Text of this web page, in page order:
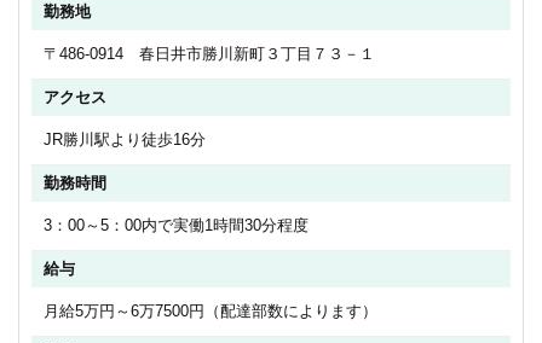
勤務地
〒486-0914 春日井市勝川新町３丁目７３－１
アクセス
JR勝川駅より徒歩16分
勤務時間
3：00～5：00内で実働1時間30分程度
給与
月給5万円～6万7500円（配達部数によります）